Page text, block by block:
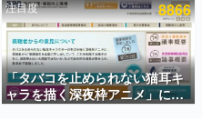
ページビュー数万以上！ などな
た、電ファミ渾身の“殿堂入り”記
シュリストをもとにチェコ語に
対応しSNSで話題に。『キング
ダム・カム』開発元やチェコの
プロ野球選手から称賛の声
注目度 8866
「タバコを止められない猫耳キ
ャラを描く深夜枠アニメ」に視
聴者の一部から批判意見。違法